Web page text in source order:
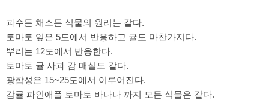
과수든 채소든 식물의 원리는 같다.
토마토 잎은 5도에서 반응하고 귤도 마찬가지다.
뿌리는 12도에서 반응한다.
토마토 귤 사과 감 매실도 같다.
광합성은 15~25도에서 이루어진다.
감귤 파인애플 토마토 바나나 까지 모든 식물은 같다.